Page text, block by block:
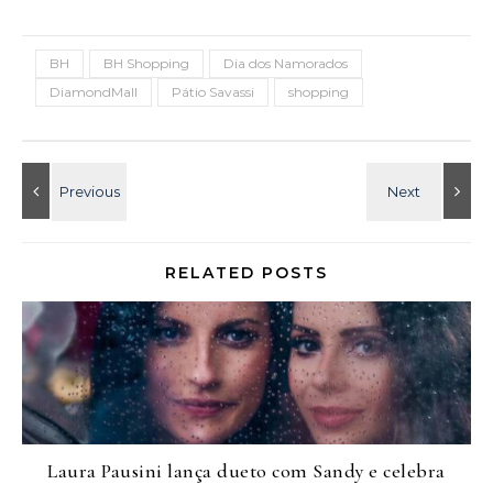
BH BH Shopping
Dia dos Namorados
DiamondMall
Pátio Savassi shopping
RELATED POSTS
Laura Pausini lança dueto com Sandy e celebra